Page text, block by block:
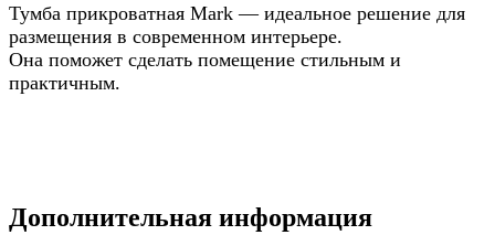
Тумба прикроватная Mark — идеальное решение для
размещения в современном интерьере.
Она поможет сделать помещение стильным и
практичным.
Дополнительная информация